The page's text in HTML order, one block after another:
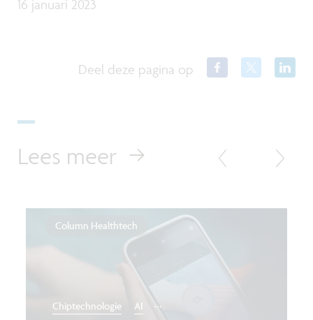
16 januari 2023
Deel deze pagina op
Lees meer
Column Healthtech
Chiptechnologie AI ...